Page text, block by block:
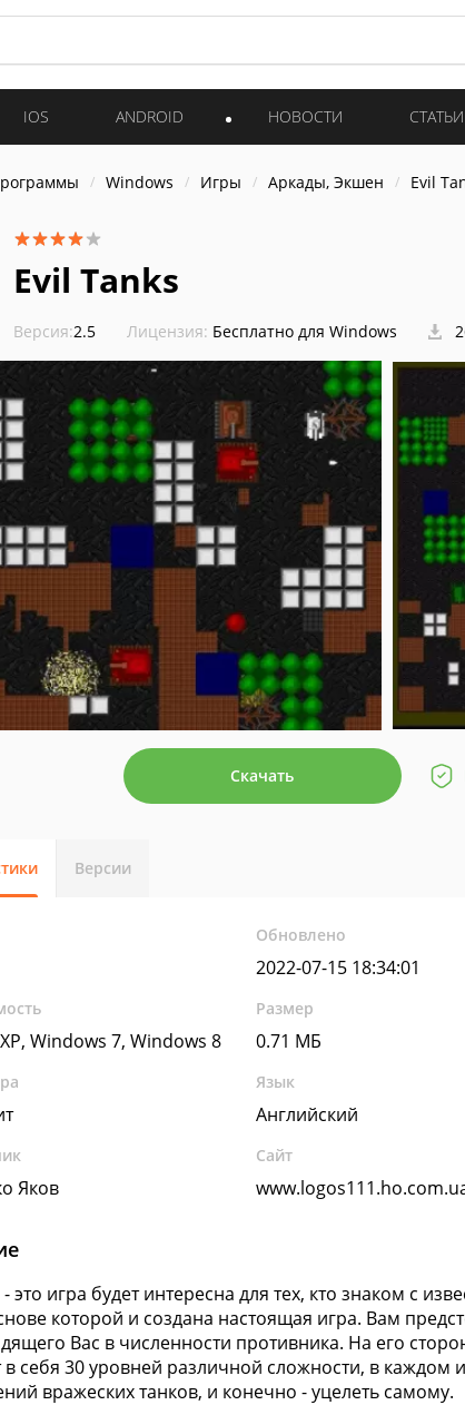
IOS ANDROID НОВОСТИ
Windows Игры Аркады, Экшен Evil
Evil Tanks
Версия:2.5 Лицензия: Бесплатно для Windows
Скачать
Версии
Обновлено
2022-07-15 18:34:01
Windows 7, Windows 8
Размер
0.71 МБ
Язык
Английский
Яков
Сайт
- это игра будет интересна для тех, кто знаком с
которой и создана настоящая игра. Вам
Вас в численности противника. На его
в себя 30 уровней различной сложности, в каждом
вражеских танков, и конечно - уцелеть самому.